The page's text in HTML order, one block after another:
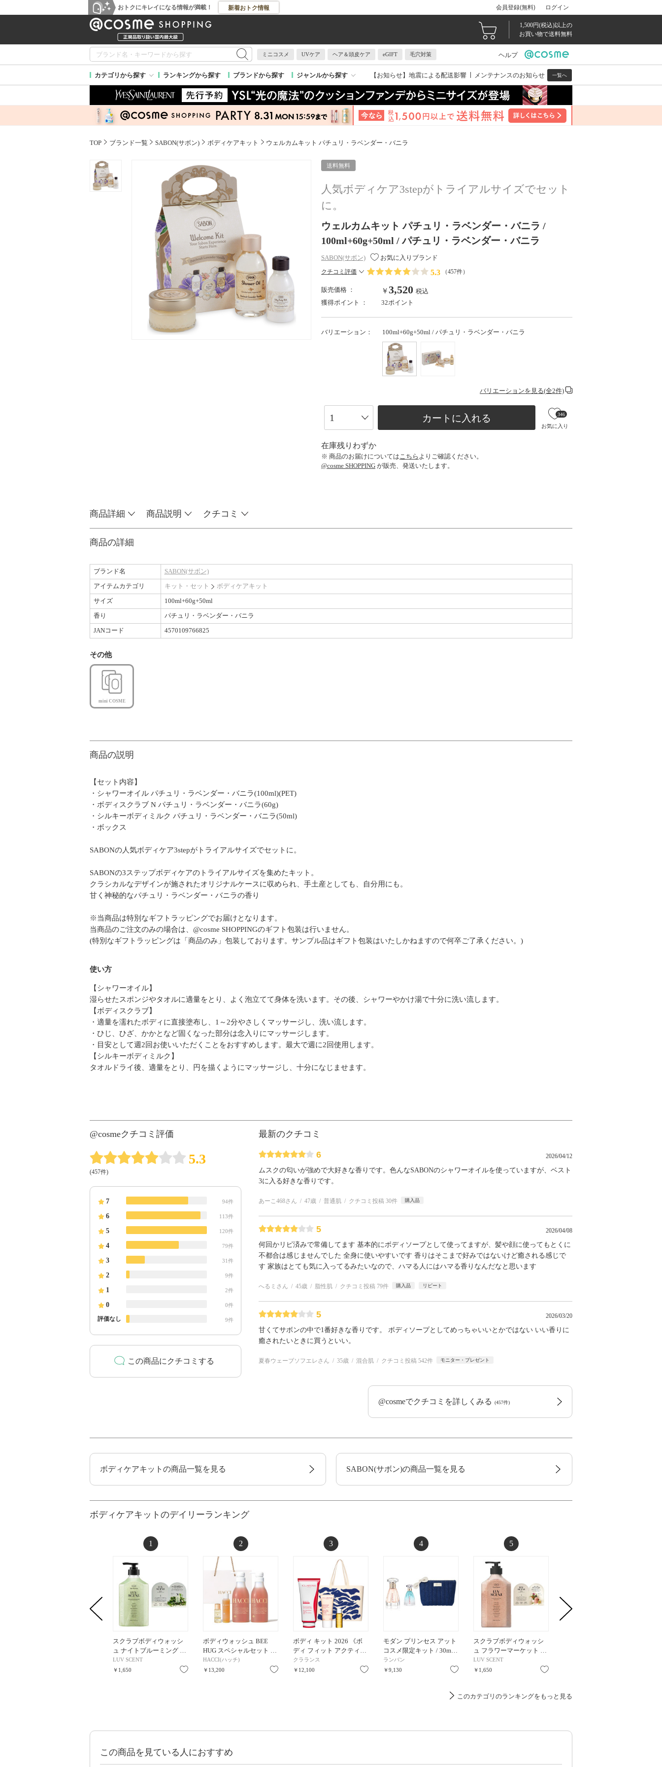
おトクにキレイになる情報が満載！ 新着おトク情報 会員登録(無料) ログイン
1,500円(税込)以上の
お買い物で送料無料
ミニコスメ UVケア ヘア＆頭皮ケア eGIFT 毛穴対策 ヘルプ
カテゴリから探す ランキングから探す ブランドから探す ジャンルから探す 【お知らせ】 地震による配送影響 メンテナンスのお知らせ 一覧へ
TOP ブランド一覧 SABON(サボン) ボディケアキット ウェルカムキット パチュリ・ラベンダー・バニラ
送料無料
人気ボディケア3stepがトライアルサイズでセット
に。
ウェルカムキット パチュリ・ラベンダー・バニラ /
100ml+60g+50ml / パチュリ・ラベンダー・バニラ
SABON(サボン) お気に入りブランド
クチコミ評価 5.3 （457件）
販売価格 ： ￥3,520 税込
獲得ポイント ：
32ポイント
バリエーション： 100ml+60g+50ml / パチュリ・ラベンダー・バニラ
バリエーションを見る(全2件)
カートに入れる
お気に入り
346
在庫残りわずか
※ 商品のお届けについては こちら よりご確認ください。
@cosme SHOPPING が販売、発送いたします。
商品詳細 商品説明 クチコミ
商品の詳細
ブランド名
SABON(サボン)
アイテムカテゴリ
キット・セット
ボディケアキット
サイズ
100ml+60g+50ml
香り
パチュリ・ラベンダー・バニラ
JANコード
4570109766825
その他
mini COSME
商品の説明
【セット内容】
・シャワーオイル パチュリ・ラベンダー・バニラ(100ml)(PET)
・ボディスクラブ N パチュリ・ラベンダー・バニラ(60g)
・シルキーボディミルク パチュリ・ラベンダー・バニラ(50ml)
・ボックス
SABONの人気ボディケア3stepがトライアルサイズでセットに。
SABONの3ステップボディケアのトライアルサイズを集めたキット。
クラシカルなデザインが施されたオリジナルケースに収められ、手土産としても、自分用にも。
甘く神秘的なパチュリ・ラベンダー・バニラの香り
※当商品は特別なギフトラッピングでお届けとなります。
当商品のご注文のみの場合は、@cosme SHOPPINGのギフト包装は行いません。
(特別なギフトラッピングは「商品のみ」包装しております。サンプル品はギフト包装はいたしかねますので何卒ご了承ください。)
使い方
【シャワーオイル】
湿らせたスポンジやタオルに適量をとり、よく泡立てて身体を洗います。その後、シャワーやかけ湯で十分に洗い流します。
【ボディスクラブ】
・適量を濡れたボディに直接塗布し、1～2分やさしくマッサージし、洗い流します。
・ひじ、ひざ、かかとなど固くなった部分は念入りにマッサージします。
・目安として週2回お使いいただくことをおすすめします。最大で週に2回使用します。
【シルキーボディミルク】
タオルドライ後、適量をとり、円を描くようにマッサージし、十分になじませます。
@cosmeクチコミ評価
5.3
(457件)
7 94件
6 113件
5 120件
4 79件
3 31件
2 9件
1 2件
0 0件
評価なし 9件
この商品にクチコミする
最新のクチコミ
6 2026/04/12
ムスクの匂いが強めで大好きな香りです。色んなSABONのシャワーオイルを使っていますが、ベスト
3に入る好きな香りです。
あーこ468さん 47歳 普通肌 クチコミ投稿 30件 購入品
5 2026/04/08
何回かリピ済みで常備してます 基本的にボディソープとして使ってますが、髪や顔に使ってもとくに
不都合は感じませんでした 全身に使いやすいです 香りはそこまで好みではないけど癒される感じで
す 家族はとても気に入ってるみたいなので、ハマる人にはハマる香りなんだなと思います
へるミさん 45歳 脂性肌 クチコミ投稿 79件 購入品 リピート
5 2026/03/20
甘くてサボンの中で1番好きな香りです。 ボディソープとしてめっちゃいいとかではない いい香りに
癒されたいときに買うといい。
夏春ウェーブソフエレさん 35歳 混合肌 クチコミ投稿 542件 モニター・プレゼント
@cosmeでクチコミを詳しくみる (457件)
ボディケアキットの商品一覧を見る SABON(サボン)の商品一覧を見る
ボディケアキットのデイリーランキング
1
スクラブボディウォッシ
ュ ナイトブルーミング …
LUV SCENT
￥1,650
お気に入り
2
ボディウォッシュ BEE
HUG スペシャルセット …
HACCI(ハッチ)
￥13,200
お気に入り
3
ボディ キット 2026 《ボ
ディ フィット アクティ…
クラランス
￥12,100
お気に入り
4
モダン プリンセス アット
コスメ限定キット / 30m…
ランバン
￥9,130
お気に入り
5
スクラブボディウォッシ
ュ フラワーマーケット …
LUV SCENT
￥1,650
このカテゴリのランキングをもっと見る
この商品を見ている人におすすめ